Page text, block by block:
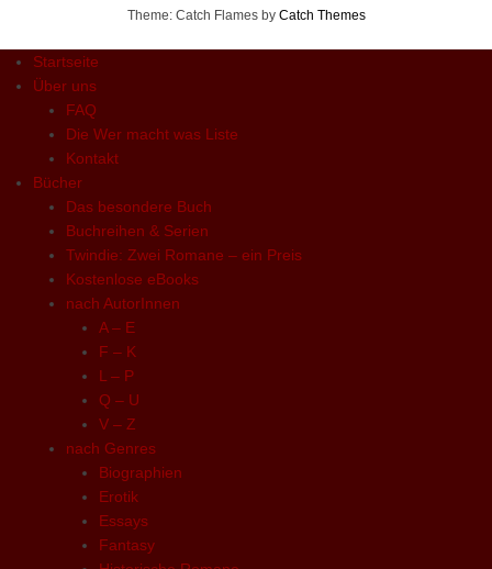
Theme: Catch Flames by Catch Themes
Startseite
Über uns
FAQ
Die Wer macht was Liste
Kontakt
Bücher
Das besondere Buch
Buchreihen & Serien
Twindie: Zwei Romane – ein Preis
Kostenlose eBooks
nach AutorInnen
A – E
F – K
L – P
Q – U
V – Z
nach Genres
Biographien
Erotik
Essays
Fantasy